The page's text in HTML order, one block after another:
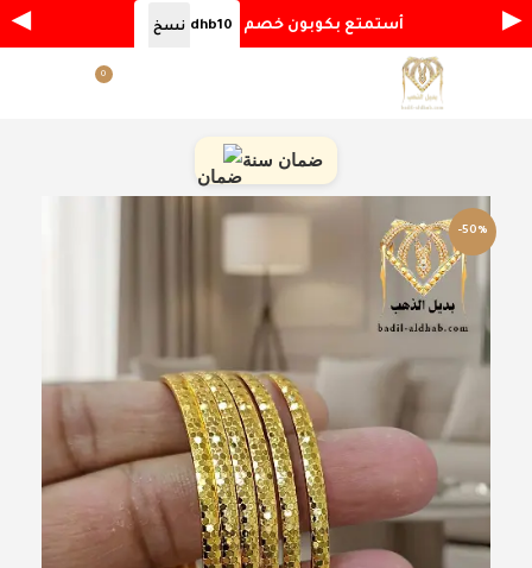
0
ضمان سنة
-50%
◀ أستمتع بكوبون خصم dhb10 نسخ ▶